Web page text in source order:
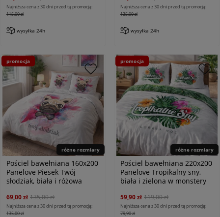
Najniższa cena z 30 dni przed tą promocją:
115,00 zł
wysyłka 24h
Najniższa cena z 30 dni przed tą promocją:
135,00 zł
wysyłka 24h
różne rozmiary
Pościel bawełniana 160x200
Panelove Piesek Twój
słodziak, biała i różowa
69,00 zł 135,00 zł
Najniższa cena z 30 dni przed tą promocją:
135,00 zł
promocja
różne rozmiary
Pościel bawełniana 220x200
Panelove Tropikalny sny,
biała i zielona w monstery
59,90 zł 119,00 zł
Najniższa cena z 30 dni przed tą promocją:
79,90 zł
promocja